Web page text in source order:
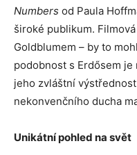
Numbers od Paula
široké publikum.
Goldblumem – by to
podobnost s Erdősem
jeho zvláštní
nekonvenčního ducha
Unikátní pohled na svět